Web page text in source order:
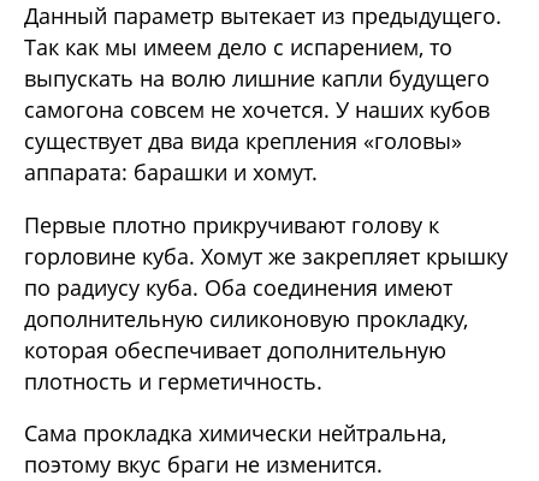
Данный параметр вытекает из предыдущего.
Так как мы имеем дело с испарением, то
выпускать на волю лишние капли будущего
самогона совсем не хочется. У наших кубов
существует два вида крепления «головы»
аппарата: барашки и хомут.
Первые плотно прикручивают голову к
горловине куба. Хомут же закрепляет крышку
по радиусу куба. Оба соединения имеют
дополнительную силиконовую прокладку,
которая обеспечивает дополнительную
плотность и герметичность.
Сама прокладка химически нейтральна,
поэтому вкус браги не изменится.